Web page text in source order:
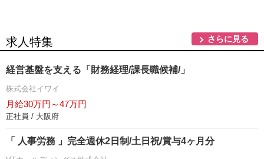
求人特集 さらに見る
経営基盤を支える「財務経理/課長職候補/」
株式会社イワイ
月給30万円～47万円
正社員 / 大阪府
「 人事労務 」完全週休2日制/土日祝/賞与4ヶ月分